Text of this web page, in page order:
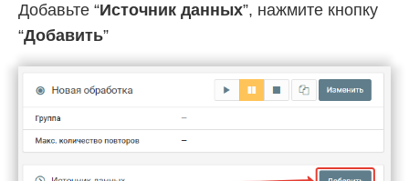
Добавьте “Источник данных”, нажмите кнопку
“Добавить”